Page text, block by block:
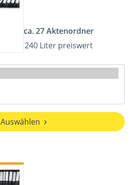
ca. 27 Aktenordner
240 Liter preiswert
Auswählen